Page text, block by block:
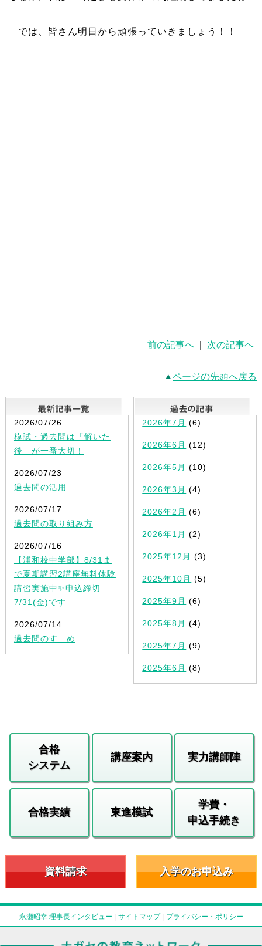
では、皆さん明日から頑張っていきましょう！！
前の記事へ 次の記事へ
ページの先頭へ戻る
最新記事一覧
2026/07/26
模試・過去問は「解いた
後」が一番大切！
2026/07/23
過去問の活用
2026/07/17
過去問の取り組み方
2026/07/16
【浦和校中学部】8/31ま
で夏期講習2講座無料体験
講習実施中✨申込締切
7/31(金)です
2026/07/14
過去問のすゝめ
2026年7月 (6)
2026年6月 (12)
2026年5月 (10)
2026年3月 (4)
2026年2月 (6)
2026年1月 (2)
2025年12月 (3)
2025年10月 (5)
2025年9月 (6)
2025年8月 (4)
2025年7月 (9)
2025年6月 (8)
合格
システム
講座案内 実力講師陣
合格実績 東進模試
学費・
申込手続き
資料請求 入学のお申込み
永瀬昭幸 理事長インタビュー | サイトマップ| プライバシー・ポリシー